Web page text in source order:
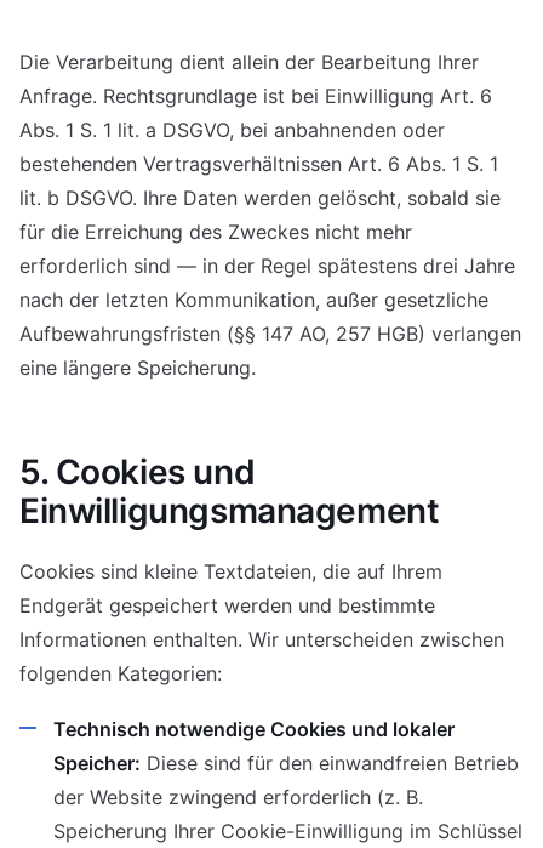
Die Verarbeitung dient allein der Bearbeitung Ihrer
Anfrage. Rechtsgrundlage ist bei Einwilligung Art. 6
Abs. 1 S. 1 lit. a DSGVO, bei anbahnenden oder
bestehenden Vertragsverhältnissen Art. 6 Abs. 1 S. 1
lit. b DSGVO. Ihre Daten werden gelöscht, sobald sie
für die Erreichung des Zweckes nicht mehr
erforderlich sind — in der Regel spätestens drei Jahre
nach der letzten Kommunikation, außer gesetzliche
Aufbewahrungsfristen (§§ 147 AO, 257 HGB) verlangen
eine längere Speicherung.
5. Cookies und
Einwilligungsmanagement
Cookies sind kleine Textdateien, die auf Ihrem
Endgerät gespeichert werden und bestimmte
Informationen enthalten. Wir unterscheiden zwischen
folgenden Kategorien:
Technisch notwendige Cookies und lokaler
Speicher: Diese sind für den einwandfreien Betrieb
der Website zwingend erforderlich (z. B.
Speicherung Ihrer Cookie-Einwilligung im Schlüssel